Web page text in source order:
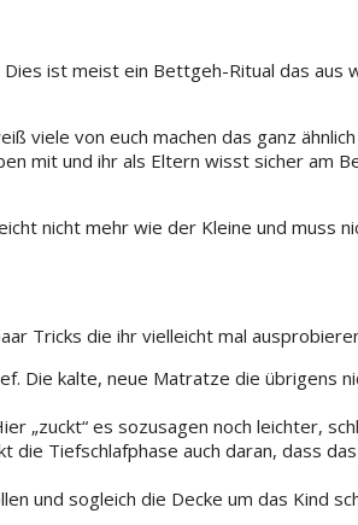
ist meist ein Bettgeh-Ritual das aus
viele von euch machen das ganz
mit und ihr als Eltern wisst sicher am
nicht mehr wie der Kleine und muss
Tricks die ihr vielleicht mal
Die kalte, neue Matratze die übrigens
„zuckt“ es sozusagen noch leichter,
Tiefschlafphase auch daran, dass
und sogleich die Decke um das Kind